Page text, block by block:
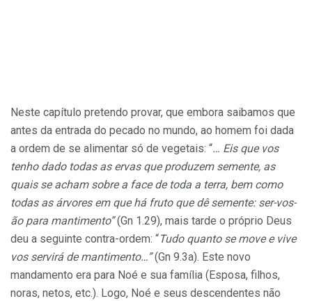
Neste capítulo pretendo provar, que embora saibamos que
antes da entrada do pecado no mundo, ao homem foi dada
a ordem de se alimentar só de vegetais: “… Eis que vos
tenho dado todas as ervas que produzem semente, as
quais se acham sobre a face de toda a terra, bem como
todas as árvores em que há fruto que dê semente: ser-vos-
ão para mantimento”(Gn 1.29), mais tarde o próprio Deus
deu a seguinte contra-ordem: “Tudo quanto se move e vive
vos servirá de mantimento…” (Gn 9.3a). Este novo
mandamento era para Noé e sua família (Esposa, filhos,
noras, netos, etc.). Logo, Noé e seus descendentes não